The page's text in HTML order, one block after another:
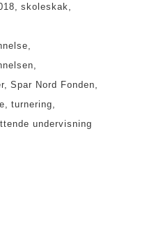
skoleskak
Spar Nord Fonden
turnering
undervisning